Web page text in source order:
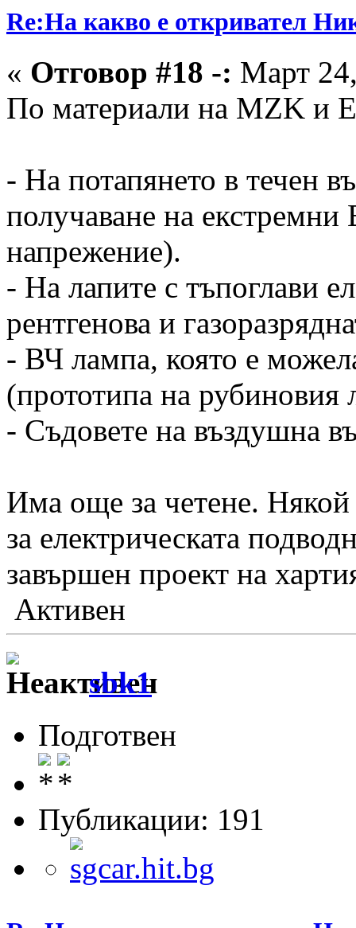
Re:На какво е откривател
« Отговор #18 -: Март
По материали на MZK и
- На потапянето в течен
получаване на
напрежение).
- На лапите с тъпоглави
рентгенова и
- ВЧ лампа, която е
(прототипа на рубиновия
- Съдовете на въздушна
Има още за четене.
за електрическата
завършен проект на
Активен
sbk1
Подготвен
Публикации: 191